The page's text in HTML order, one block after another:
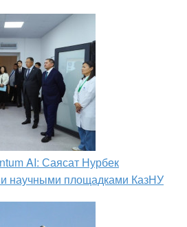
AI: Саясат Нурбек
научными площадками КазНУ